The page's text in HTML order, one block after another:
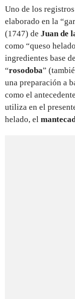
Uno de los
elaborado en la
(1747) de Juan de
como “queso
ingredientes base
“rosodoba”
una preparación a
como el
utiliza en el
helado, el